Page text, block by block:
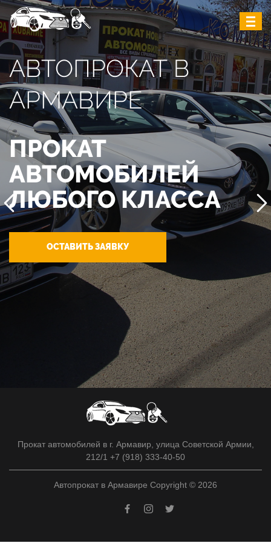
АВТОПРОКАТ В
АРМАВИРЕ
ПРОКАТ
АВТОМОБИЛЕЙ
ЛЮБОГО КЛАССА
ОСТАВИТЬ ЗАЯВКУ
Прокат автомобилей в г. Армавир, улица Советской Армии,
212/1 +7 (918) 333-40-50
Автопрокат в Армавире Copyright © 2026